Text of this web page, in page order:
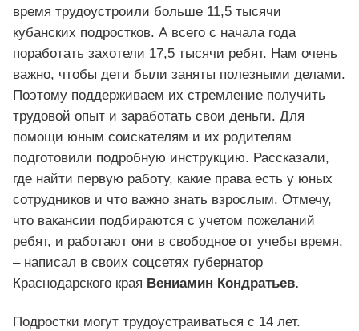
время трудоустроили больше 11,5 тысячи
кубанских подростков. А всего с начала года
поработать захотели 17,5 тысячи ребят. Нам очень
важно, чтобы дети были заняты полезными делами.
Поэтому поддерживаем их стремление получить
трудовой опыт и заработать свои деньги. Для
помощи юным соискателям и их родителям
подготовили подробную инструкцию. Рассказали,
где найти первую работу, какие права есть у юных
сотрудников и что важно знать взрослым. Отмечу,
что вакансии подбираются с учетом пожеланий
ребят, и работают они в свободное от учебы время,
– написал в своих соцсетях губернатор
Краснодарского края Вениамин Кондратьев.
Подростки могут трудоустраиваться с 14 лет.